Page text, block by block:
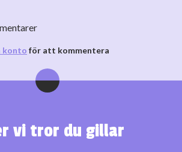
konto för att kommentera
vi tror du gillar